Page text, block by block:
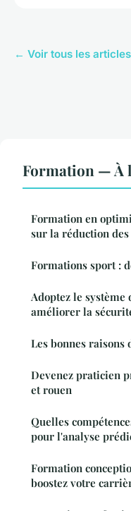
← Voir tous les
Formation — À
Formation en
sur la réduction
Formations sport :
Adoptez le système
améliorer la
Les bonnes
Devenez praticien
et rouen
Quelles
pour l'analyse
Formation
boostez votre